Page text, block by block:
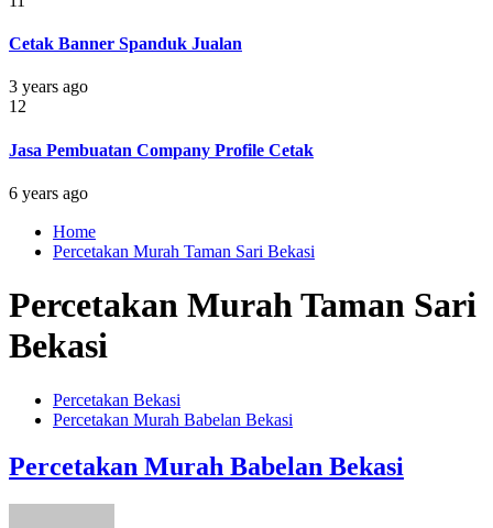
Cetak Banner Spanduk Jualan
3 years ago
12
Jasa Pembuatan Company Profile Cetak
6 years ago
Home
Percetakan Murah Taman Sari Bekasi
Percetakan Murah Taman Sari
Bekasi
Percetakan Bekasi
Percetakan Murah Babelan Bekasi
Percetakan Murah Babelan Bekasi